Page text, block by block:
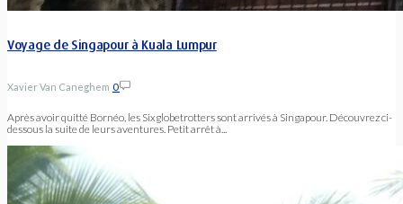
Voyage de Singapour à Kuala Lumpur
Xavier Van Caneghem 0
Après avoir quitté Bornéo, les Sixglobetrotters sont arrivés à Singapour. Découvrez ci-
dessous la suite de leurs aventures. Petit arrêt à...